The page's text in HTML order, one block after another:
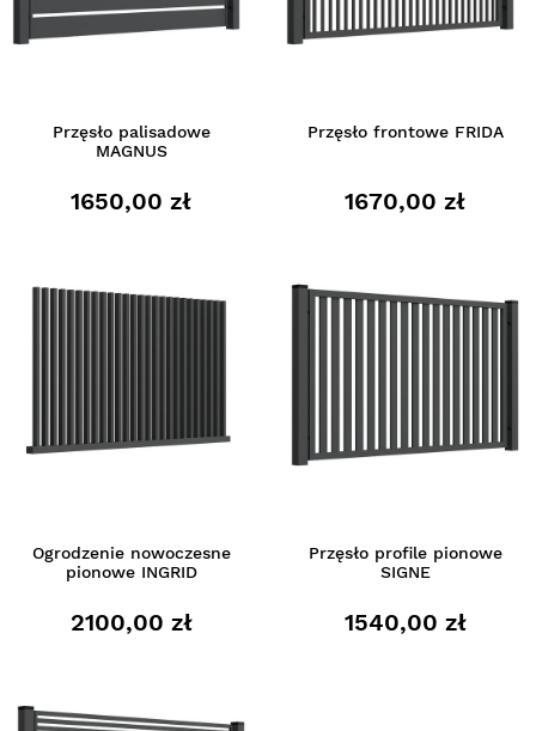
Przęsło palisadowe
MAGNUS
1650,00 zł
Przęsło frontowe FRIDA
1670,00 zł
Ogrodzenie nowoczesne
pionowe INGRID
2100,00 zł
Przęsło profile pionowe
SIGNE
1540,00 zł